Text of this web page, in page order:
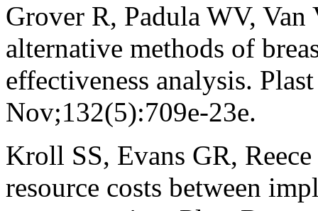
Grover R, Padula WV,
alternative methods of
effectiveness analysis.
Nov;132(5):709e-23e.
Kroll SS, Evans GR,
resource costs between